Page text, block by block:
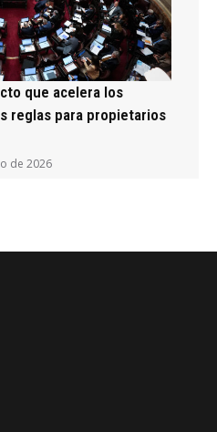
que acelera los
reglas para propietarios
de 2026